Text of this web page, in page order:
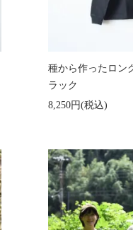
種から作ったロ
ラック
8,250円(税込)